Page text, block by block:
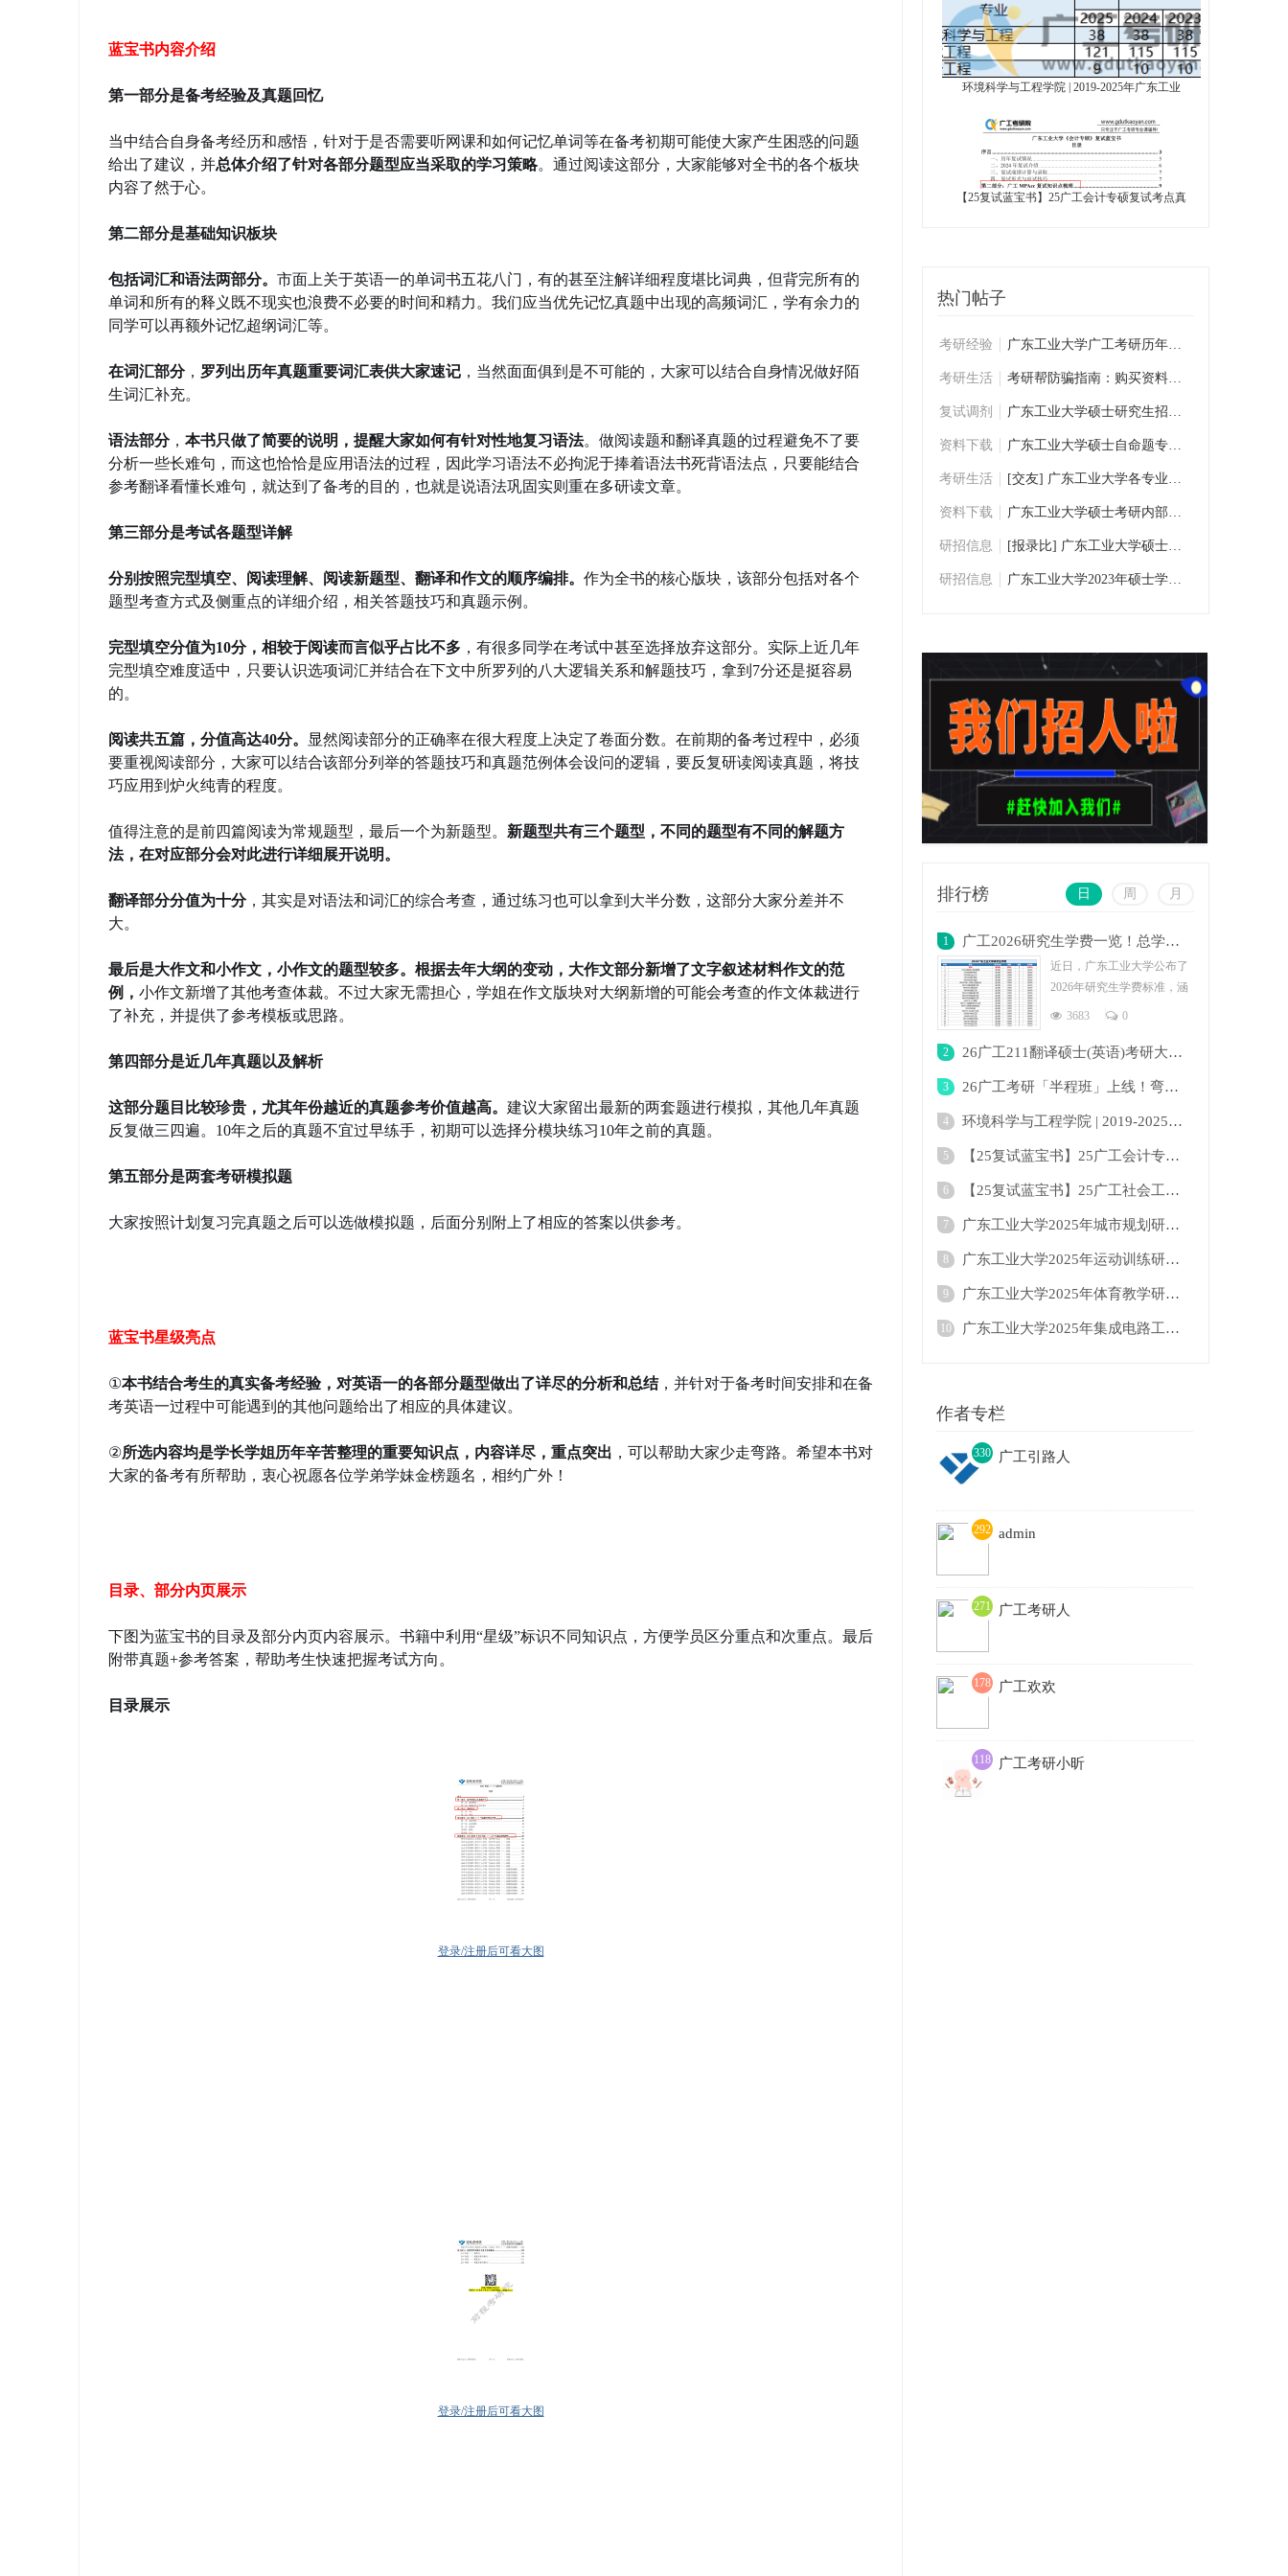
蓝宝书内容介绍
第一部分是备考经验及真题回忆
当中结合自身备考经历和感悟，针对于是否需要听网课和如何记忆单词等在备考初期可能使大家产生困惑的问题
给出了建议，并总体介绍了针对各部分题型应当采取的学习策略。通过阅读这部分，大家能够对全书的各个板块
内容了然于心。
第二部分是基础知识板块
包括词汇和语法两部分。 市面上关于英语一的单词书五花八门，有的甚至注解详细程度堪比词典，但背完所有的
单词和所有的释义既不现实也浪费不必要的时间和精力。我们应当优先记忆真题中出现的高频词汇，学有余力的
同学可以再额外记忆超纲词汇等。
在词汇部分， 罗列出历年真题重要词汇表供大家速记 ，当然面面俱到是不可能的，大家可以结合自身情况做好陌
生词汇补充。
语法部分， 本书只做了简要的说明，提醒大家如何有针对性地复习语法。做阅读题和翻译真题的过程避免不了要
分析一些长难句，而这也恰恰是应用语法的过程，因此学习语法不必拘泥于捧着语法书死背语法点，只要能结合
参考翻译看懂长难句，就达到了备考的目的，也就是说语法巩固实则重在多研读文章。
第三部分是考试各题型详解
分别按照完型填空、阅读理解、阅读新题型、翻译和作文的顺序编排。 作为全书的核心版块，该部分包括对各个
题型考查方式及侧重点的详细介绍，相关答题技巧和真题示例。
完型填空分值为10分，相较于阅读而言似乎占比不多 ，有很多同学在考试中甚至选择放弃这部分。实际上近几年
完型填空难度适中，只要认识选项词汇并结合在下文中所罗列的八大逻辑关系和解题技巧，拿到7分还是挺容易
的。
阅读共五篇，分值高达40分。
显然阅读部分的正确率在很大程度上决定了卷面分数。在前期的备考过程中，必须
要重视阅读部分，大家可以结合该部分列举的答题技巧和真题范例体会设问的逻辑，要反复研读阅读真题，将技
巧应用到炉火纯青的程度。
值得注意的是前四篇阅读为常规题型，最后一个为新题型。 新题型共有三个题型，不同的题型有不同的解题方
法，在对应部分会对此进行详细展开说明。
翻译部分分值为十分，其实是对语法和词汇的综合考查，通过练习也可以拿到大半分数，这部分大家分差并不
大。
最后是大作文和小作文，小作文的题型较多。根据去年大纲的变动，大作文部分新增了文字叙述材料作文的范
例， 小作文新增了其他考查体裁。不过大家无需担心，学姐在作文版块对大纲新增的可能会考查的作文体裁进行
了补充，并提供了参考模板或思路。
第四部分是近几年真题以及解析
这部分题目比较珍贵，尤其年份越近的真题参考价值越高。 建议大家留出最新的两套题进行模拟，其他几年真题
反复做三四遍。10年之后的真题不宜过早练手，初期可以选择分模块练习10年之前的真题。
第五部分是两套考研模拟题
大家按照计划复习完真题之后可以选做模拟题，后面分别附上了相应的答案以供参考。
蓝宝书星级亮点
①本书结合考生的真实备考经验，对英语一的各部分题型做出了详尽的分析和总结，并针对于备考时间安排和在备
考英语一过程中可能遇到的其他问题给出了相应的具体建议。
②所选内容均是学长学姐历年辛苦整理的重要知识点，内容详尽，重点突出 ，可以帮助大家少走弯路。希望本书对
大家的备考有所帮助，衷心祝愿各位学弟学妹金榜题名，相约广外！
目录、部分内页展示
下图为蓝宝书的目录及部分内页内容展示。书籍中利用“星级”标识不同知识点，方便学员区分重点和次重点。最后
附带真题+参考答案，帮助考生快速把握考试方向。
目录展示
登录/注册后可看大图
登录/注册后可看大图
环境科学与工程学院 | 2019-2025年广东工业
【25复试蓝宝书】25广工会计专硕复试考点真
热门帖子
考研经验 广东工业大学广工考研历年学姐学长复试经验
考研生活 考研帮防骗指南：购买资料前必看
复试调剂 广东工业大学硕士研究生招生复试考生须知
资料下载 广东工业大学硕士自命题专业课考研历年真题
考研生活 [交友] 广东工业大学各专业考研交流群
资料下载 广东工业大学硕士考研内部资料/考研真题下
研招信息 [报录比] 广东工业大学硕士研究生数据统计
研招信息 广东工业大学2023年硕士学位研究生招生专业
排行榜 日 周 月
1 广工2026研究生学费一览！总学费最低为2.4
近日，广东工业大学公布了
2026年研究生学费标准，涵
盖全日制与非全日制多个专
3683 0
2 26广工211翻译硕士(英语)考研大纲及变化！
3 26广工考研「半程班」上线！弯道超车下半场
4 环境科学与工程学院 | 2019-2025年广东工业
5 【25复试蓝宝书】25广工会计专硕复试考点真
6 【25复试蓝宝书】25广工社会工作复试考点真
7 广东工业大学2025年城市规划研究生招生目录
8 广东工业大学2025年运动训练研究生招生目录
9 广东工业大学2025年体育教学研究生招生目录
10 广东工业大学2025年集成电路工程△（按研究
作者专栏
330
广工引路人
292 admin
271 广工考研人
178 广工欢欢
118 广工考研小昕